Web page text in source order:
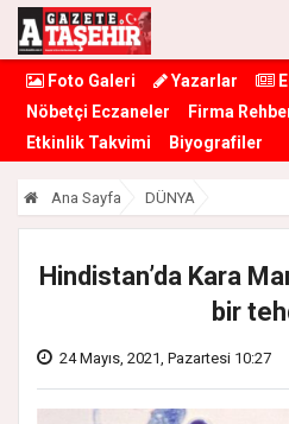
Foto Galeri Yazarlar
Nöbetçi Eczaneler
Firma
Etkinlik Takvimi
Biyografiler
Ana Sayfa DÜNYA
Hindistan’da Kara
bir
24 Mayıs, 2021, Pazartesi 10:27